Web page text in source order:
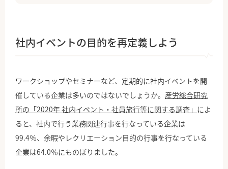
社内イベントの目的を再定義しよう
ワークショップやセミナーなど、定期的に社内イベントを開
催している企業は多いのではないでしょうか。 産労総合研究
所の「2020年 社内イベント・社員旅行等に関する調査」 によ
ると、社内で行う業務関連行事を行なっている企業は
99.4％、余暇やレクリエーション目的の行事を行なっている
企業は64.0％にものぼりました。